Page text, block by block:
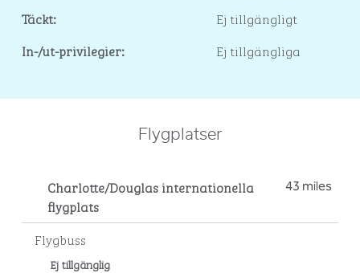
Täckt:
Ej tillgängligt
In-/ut-privilegier:
Ej tillgängliga
Flygplatser
Charlotte/Douglas internationella
flygplats
43 miles
Flygbuss
Ej tillgänglig